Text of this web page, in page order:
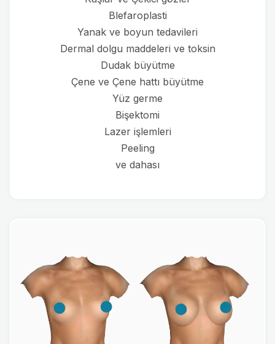
Blefaroplasti
Yanak ve boyun tedavileri
Dermal dolgu maddeleri ve toksin
Dudak büyütme
Çene ve Çene hattı büyütme
Yüz germe
Bişektomi
Lazer işlemleri
Peeling
ve dahası